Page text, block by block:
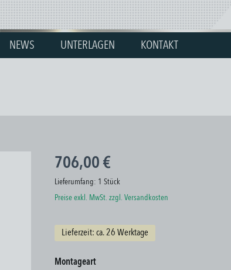
NEWS UNTERLAGEN KONTAKT
706,00 €
Lieferumfang: 1 Stück
Preise exkl. MwSt. zzgl. Versandkosten
Lieferzeit: ca. 26 Werktage
Montageartauswählen